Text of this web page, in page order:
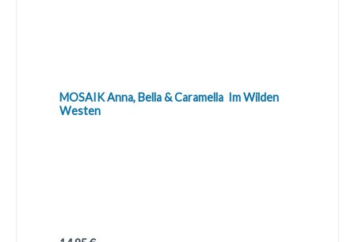
MOSAIK Anna, Bella & Caramella  Im Wilden
Westen